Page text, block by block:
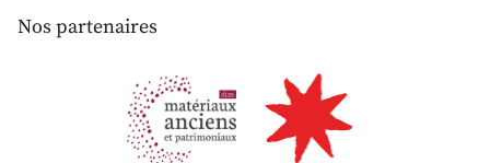
Nos partenaires